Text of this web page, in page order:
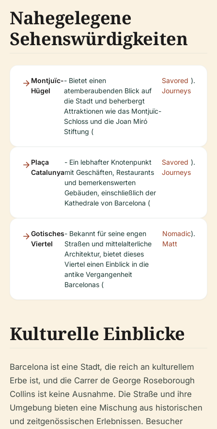
Nahegelegene
Sehenswürdigkeiten
Montjuïc-
Hügel
- Bietet einen
atemberaubenden Blick auf
die Stadt und beherbergt
Attraktionen wie das Montjuïc-
Schloss und die Joan Miró
Stiftung (
Savored
Journeys
).
Plaça
Catalunya
- Ein lebhafter Knotenpunkt
mit Geschäften, Restaurants
und bemerkenswerten
Gebäuden, einschließlich der
Kathedrale von Barcelona (
Savored
Journeys
).
Gotisches
Viertel
- Bekannt für seine engen
Straßen und mittelalterliche
Architektur, bietet dieses
Viertel einen Einblick in die
antike Vergangenheit
Barcelonas (
Nomadic
Matt
).
Kulturelle Einblicke
Barcelona ist eine Stadt, die reich an kulturellem
Erbe ist, und die Carrer de George Roseborough
Collins ist keine Ausnahme. Die Straße und ihre
Umgebung bieten eine Mischung aus historischen
und zeitgenössischen Erlebnissen. Besucher